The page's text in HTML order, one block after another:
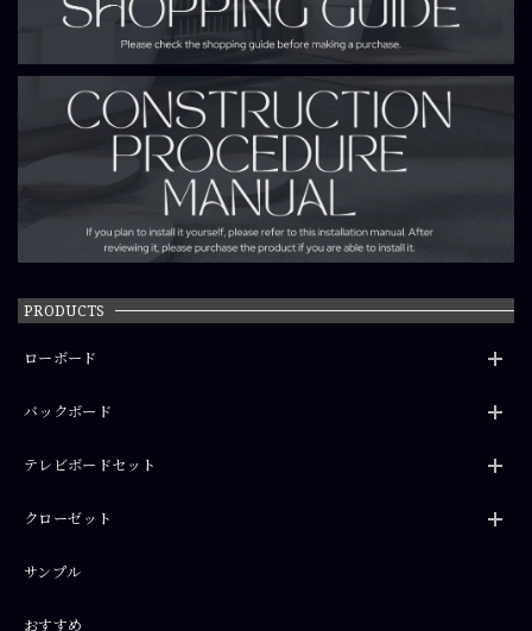
PRODUCTS
ローボード
バックボード
テレビボードセット
クローゼット
サンプル
おすすめ